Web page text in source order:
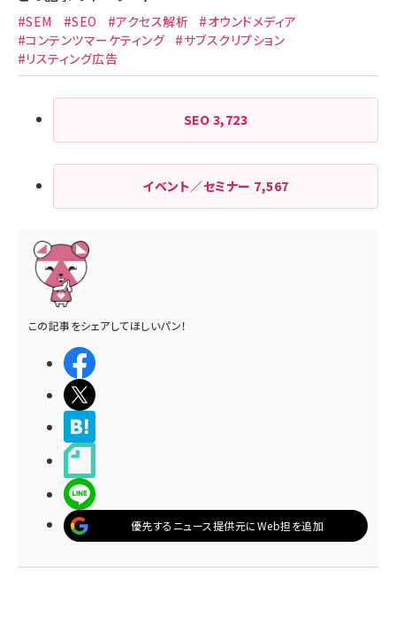
#SEM #SEO #アクセス解析
#オウンドメディア
#コンテンツマーケティング
#サブスクリプション
#リスティング広告
SEO 3,723
イベント／セミナー 7,567
この記事をシェアしてほしいパン！
優先するニュース提供元にWeb担を追加